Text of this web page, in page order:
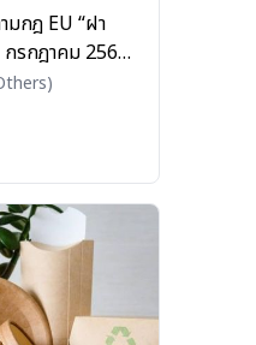
มกฎ EU “ฝา
กรกฎาคม 2567